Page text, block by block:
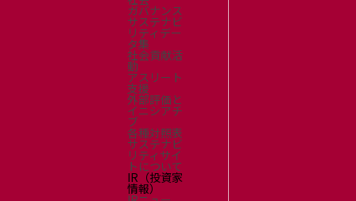
ガバナンス
サステナビ
リティデー
タ集
社会貢献活
動
アスリート
支援
外部評価と
イニシアチ
ブ
各種対照表
サステナビ
リティサイ
トについて
IR（投資家
情報）